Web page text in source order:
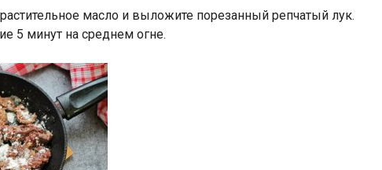
масло и выложите порезанный репчатый лук.
5 минут на среднем огне.